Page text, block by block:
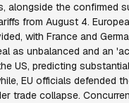
alongside the confirmed
from August 4.
with France and
as unbalanced and an
US, predicting
EU officials defended
trade collapse.